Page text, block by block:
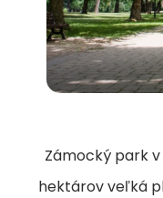
Zámocký park
hektárov veľká